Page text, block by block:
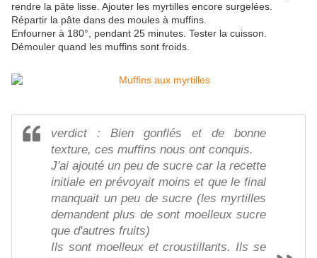
rendre la pâte lisse. Ajouter les myrtilles encore surgelées.
Répartir la pâte dans des moules à muffins.
Enfourner à 180°, pendant 25 minutes. Tester la cuisson.
Démouler quand les muffins sont froids.
verdict : Bien gonflés et de bonne
texture, ces muffins nous ont conquis.
J'ai ajouté un peu de sucre car la recette
initiale en prévoyait moins et que le final
manquait un peu de sucre (les myrtilles
demandent plus de sont moelleux sucre
que d'autres fruits)
Ils sont moelleux et croustillants. Ils se